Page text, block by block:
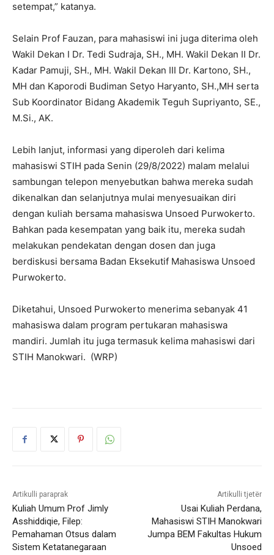
setempat,” katanya.
Selain Prof Fauzan, para mahasiswi ini juga diterima oleh
Wakil Dekan I Dr. Tedi Sudraja, SH., MH. Wakil Dekan II Dr.
Kadar Pamuji, SH., MH. Wakil Dekan III Dr. Kartono, SH.,
MH dan Kaporodi Budiman Setyo Haryanto, SH.,MH serta
Sub Koordinator Bidang Akademik Teguh Supriyanto, SE.,
M.Si., AK.
Lebih lanjut, informasi yang diperoleh dari kelima
mahasiswi STIH pada Senin (29/8/2022) malam melalui
sambungan telepon menyebutkan bahwa mereka sudah
dikenalkan dan selanjutnya mulai menyesuaikan diri
dengan kuliah bersama mahasiswa Unsoed Purwokerto.
Bahkan pada kesempatan yang baik itu, mereka sudah
melakukan pendekatan dengan dosen dan juga
berdiskusi bersama Badan Eksekutif Mahasiswa Unsoed
Purwokerto.
Diketahui, Unsoed Purwokerto menerima sebanyak 41
mahasiswa dalam program pertukaran mahasiswa
mandiri. Jumlah itu juga termasuk kelima mahasiswi dari
STIH Manokwari. (WRP)
Artikulli paraprak
Kuliah Umum Prof Jimly
Asshiddiqie, Filep:
Pemahaman Otsus dalam
Sistem Ketatanegaraan
Artikulli tjetër
Usai Kuliah Perdana,
Mahasiswi STIH Manokwari
Jumpa BEM Fakultas Hukum
Unsoed